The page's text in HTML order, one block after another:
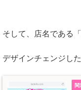
そして、店名である
デザインチェンジし